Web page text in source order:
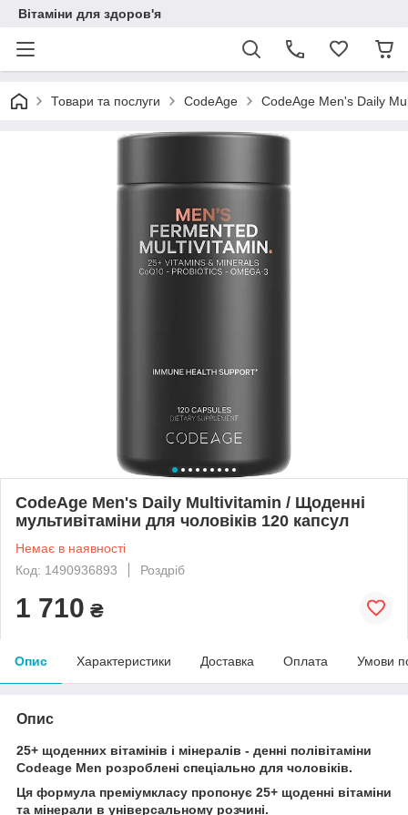
Вітаміни для здоров'я
Товари та послуги CodeAge CodeAge Men's Daily
CodeAge Men's Daily Multivitamin / Щоденні
мультивітаміни для чоловіків 120 капсул
Немає в наявності
Код: 1490936893
Роздріб
1 710 ₴
Опис Характеристики Доставка Оплата Умови
Опис
25+ щоденних вітамінів і мінералів - денні полівітаміни
Codeage Men розроблені спеціально для чоловіків.
Ця формула преміумкласу пропонує 25+ щоденні вітаміни
та мінерали в універсальному розчині.